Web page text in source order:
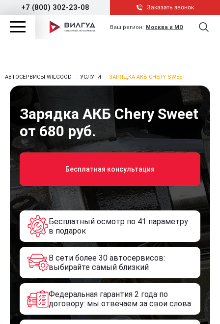
+7 (800) 302-23-08 Заказать звонок
Ваш регион: Москва и МО
АВТОСЕРВИСЫ WILGOOD УСЛУГИ ЗАРЯДКА АКБ CHERY SWEET
Зарядка АКБ Chery Sweet
от 680 руб.
Бесплатная консультация
Бесплатный осмотр по 41 параметру
в подарок
В сети более 30 автосервисов:
выбирайте самый близкий
Федеральная гарантия 2 года по
договору: мы отвечаем за свои слова